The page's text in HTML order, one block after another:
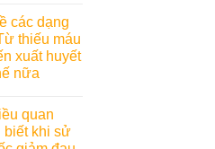
các dạng
thiếu máu
xuất huyết
nữa
quan
biết khi sử